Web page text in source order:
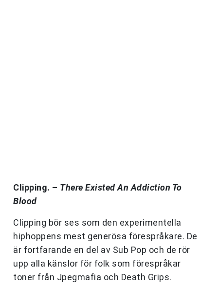
Clipping. – There Existed An Addiction To
Blood
Clipping bör ses som den experimentella
hiphoppens mest generösa förespråkare. De
är fortfarande en del av Sub Pop och de rör
upp alla känslor för folk som förespråkar
toner från Jpegmafia och Death Grips.